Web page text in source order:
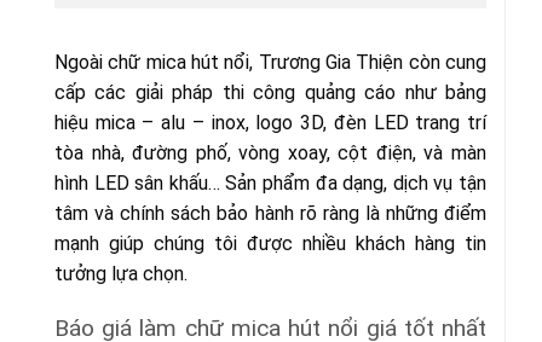
Ngoài chữ mica hút nổi, Trương Gia Thiện còn cung
cấp các giải pháp thi công quảng cáo như bảng
hiệu mica – alu – inox, logo 3D, đèn LED trang trí
tòa nhà, đường phố, vòng xoay, cột điện, và màn
hình LED sân khấu… Sản phẩm đa dạng, dịch vụ tận
tâm và chính sách bảo hành rõ ràng là những điểm
mạnh giúp chúng tôi được nhiều khách hàng tin
tưởng lựa chọn.
Báo giá làm chữ mica hút nổi giá tốt nhất